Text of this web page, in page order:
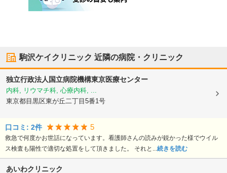
駒沢ケイクリニック 近隣の病院・クリニック
独立行政法人国立病院機構東京医療センター
内科, リウマチ科, 心療内科, ...
東京都目黒区東が丘二丁目5番1号
口コミ: 2件 5
救急で何度かお世話になっています。看護師さんの読みが鋭かった様でウイル
ス検査も陽性で適切な処置をして頂きました。 それと... 続きを読む
あいわクリニック